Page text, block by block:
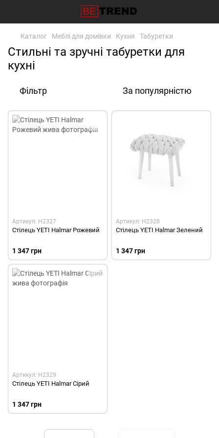
Каталог Меблі для домівки Кухня Табуретки
Стильні та зручні табуретки для
кухні
Фільтр За популярністю
Артикул: H2327
Стілець YETI Halmar Рожевий
1 347 грн
Артикул: H2328
Стілець YETI Halmar Зелений
1 347 грн
Артикул: H2329
Стілець YETI Halmar Сірий
1 347 грн